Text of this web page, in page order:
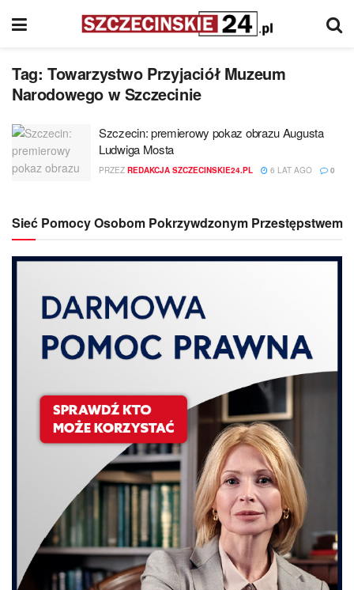
Tag: Towarzystwo Przyjaciół Muzeum
Narodowego w Szczecinie
Szczecin: premierowy pokaz obrazu Augusta
Ludwiga Mosta
PRZEZ REDAKCJA SZCZECINSKIE24.PL 6 LAT AGO 0
Sieć Pomocy Osobom Pokrzywdzonym Przestępstwem